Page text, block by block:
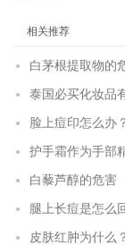
相关推荐
白茅根提取物的
泰国必买化妆品
脸上痘印怎么办
护手霜作为手部
白藜芦醇的危害
腿上长痘是怎么
皮肤红肿为什么？